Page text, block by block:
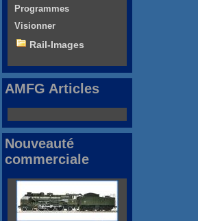
Programmes
Visionner
Rail-Images
AMFG Articles
Nouveauté
commerciale